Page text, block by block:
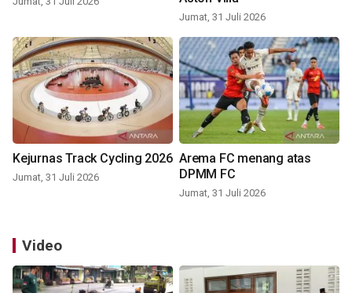
Jumat, 31 Juli 2026
Kejurnas Track Cycling 2026
Jumat, 31 Juli 2026
Arema FC menang atas
DPMM FC
Jumat, 31 Juli 2026
Video